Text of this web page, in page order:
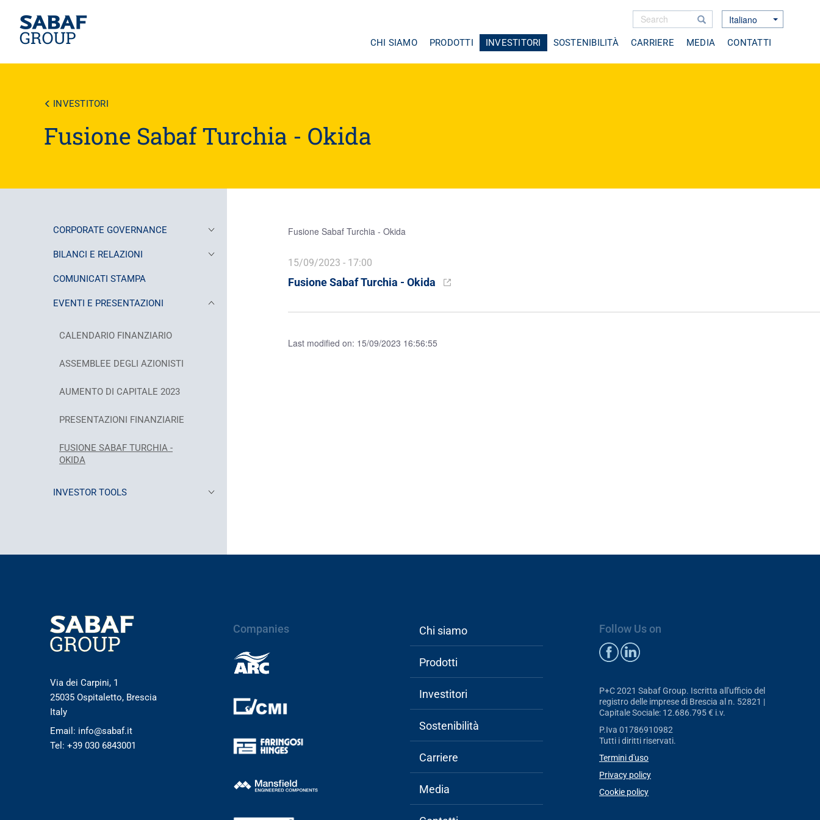
ItalianoToggle Dropdown
Cerca
Search Search
Navigazione
CHI SIAMO PRODOTTI INVESTITORI SOSTENIBILITÀ CARRIERE MEDIA CONTATTI
INVESTITORI
Fusione Sabaf Turchia - Okida
CORPORATE GOVERNANCE
BILANCI E RELAZIONI
COMUNICATI STAMPA
EVENTI E PRESENTAZIONI
CALENDARIO FINANZIARIO
ASSEMBLEE DEGLI AZIONISTI
AUMENTO DI CAPITALE 2023
PRESENTAZIONI FINANZIARIE
FUSIONE SABAF TURCHIA -
OKIDA
INVESTOR TOOLS
Fusione Sabaf Turchia - Okida
15/09/2023 - 17:00
Fusione Sabaf Turchia - Okida
Last modified on: 15/09/2023 16:56:55
Via dei Carpini, 1
25035 Ospitaletto, Brescia
Italy
Email: info@sabaf.it
Tel: +39 030 6843001
Companies
Main
navigation
Chi siamo
Prodotti
Investitori
Sostenibilità
Carriere
Media
Follow Us on
P+C 2021 Sabaf Group. Iscritta all'ufficio del
registro delle imprese di Brescia al n. 52821 |
Capitale Sociale: 12.686.795 € i.v.
P.Iva 01786910982
Tutti i diritti riservati.
Termini d'uso
Privacy policy
Cookie policy